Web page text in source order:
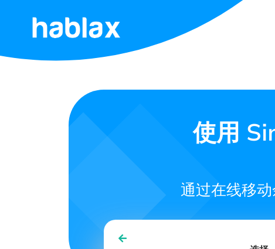
首
使用
通过在线移